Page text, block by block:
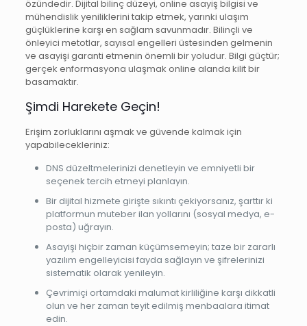
özündedir. Dijital bilinç düzeyi, online asayiş bilgisi ve
mühendislik yeniliklerini takip etmek, yarınki ulaşım
güçlüklerine karşı en sağlam savunmadır. Bilinçli ve
önleyici metotlar, sayısal engelleri üstesinden gelmenin
ve asayişi garanti etmenin önemli bir yoludur. Bilgi güçtür;
gerçek enformasyona ulaşmak online alanda kilit bir
basamaktır.
Şimdi Harekete Geçin!
Erişim zorluklarını aşmak ve güvende kalmak için
yapabilecekleriniz:
DNS düzeltmelerinizi denetleyin ve emniyetli bir
seçenek tercih etmeyi planlayın.
Bir dijital hizmete girişte sıkıntı çekiyorsanız, şarttır ki
platformun muteber ilan yollarını (sosyal medya, e-
posta) uğrayın.
Asayişi hiçbir zaman küçümsemeyin; taze bir zararlı
yazılım engelleyicisi fayda sağlayın ve şifrelerinizi
sistematik olarak yenileyin.
Çevrimiçi ortamdaki malumat kirliliğine karşı dikkatli
olun ve her zaman teyit edilmiş menbaalara itimat
edin.